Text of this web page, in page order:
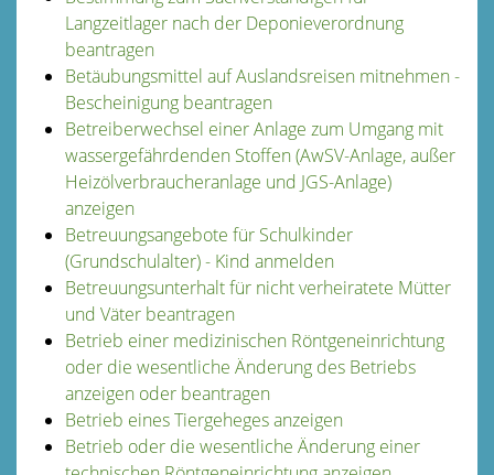
Langzeitlager nach der Deponieverordnung
beantragen
Betäubungsmittel auf Auslandsreisen mitnehmen -
Bescheinigung beantragen
Betreiberwechsel einer Anlage zum Umgang mit
wassergefährdenden Stoffen (AwSV-Anlage, außer
Heizölverbraucheranlage und JGS-Anlage)
anzeigen
Betreuungsangebote für Schulkinder
(Grundschulalter) - Kind anmelden
Betreuungsunterhalt für nicht verheiratete Mütter
und Väter beantragen
Betrieb einer medizinischen Röntgeneinrichtung
oder die wesentliche Änderung des Betriebs
anzeigen oder beantragen
Betrieb eines Tiergeheges anzeigen
Betrieb oder die wesentliche Änderung einer